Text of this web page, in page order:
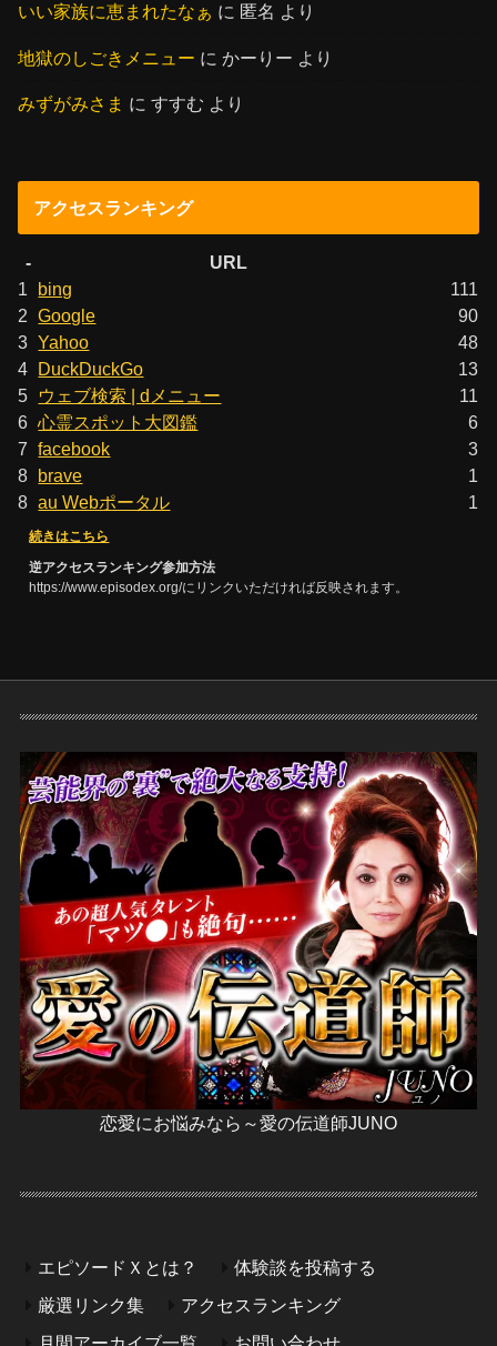
いい家族に恵まれたなぁ に 匿名 より
地獄のしごきメニュー にかーりー より
みずがみさま にすすむ より
アクセスランキング
-
URL
1
bing
111
2 Google
90
3 Yahoo
48
4 DuckDuckGo
13
5
ウェブ検索 | dメニュー
11
6 心霊スポット大図鑑
6
7 facebook
3
8 brave
1
8 au Webポータル 1
続きはこちら
逆アクセスランキング参加方法
https://www.episodex.org/にリンクいただければ反映されます。
恋愛にお悩みなら～愛の伝道師JUNO
エピソードＸとは？
体験談を投稿する
厳選リンク集
アクセスランキング